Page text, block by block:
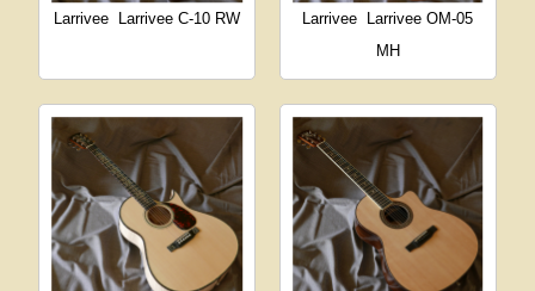
Larrivee Larrivee C-10 RW Larrivee
Larrivee OM-05
MH